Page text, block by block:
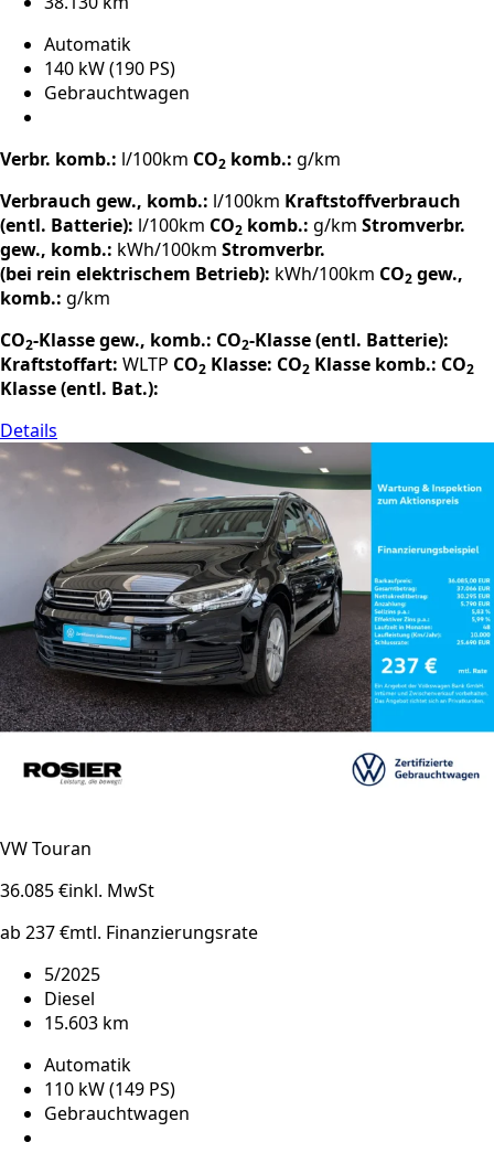
Automatik
140 kW (190 PS)
Gebrauchtwagen
Verbr. komb.: l/100km CO2 komb.: g/km
Verbrauch gew., komb.: l/100km Kraftstoffverbrauch
(entl. Batterie): l/100km CO2 komb.: g/km Stromverbr.
gew., komb.: kWh/100km Stromverbr.
(bei rein elektrischem Betrieb): kWh/100km CO2 gew.,
komb.: g/km
CO2-Klasse gew., komb.: CO2-Klasse (entl. Batterie):
Kraftstoffart: WLTP CO2 Klasse: CO2 Klasse komb.: CO2
Klasse (entl. Bat.):
Details
VW Touran
36.085 €inkl. MwSt
ab 237 €mtl. Finanzierungsrate
5/2025
Diesel
15.603 km
Automatik
110 kW (149 PS)
Gebrauchtwagen